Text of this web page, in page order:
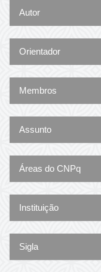
Autor
Orientador
Membros
Assunto
Áreas do CNPq
Instituição
Sigla